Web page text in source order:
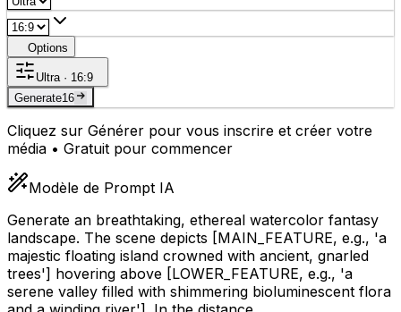
Options
Ultra · 16:9
Generate16
Cliquez sur Générer pour vous inscrire et créer votre
média • Gratuit pour commencer
Modèle de Prompt IA
Generate an breathtaking, ethereal watercolor fantasy
landscape. The scene depicts [MAIN_FEATURE, e.g., 'a
majestic floating island crowned with ancient, gnarled
trees'] hovering above [LOWER_FEATURE, e.g., 'a
serene valley filled with shimmering bioluminescent flora